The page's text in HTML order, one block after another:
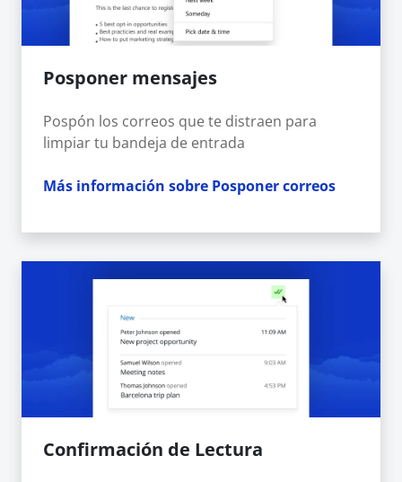
Posponer mensajes
Pospón los correos que te distraen para
limpiar tu bandeja de entrada
Más información sobre Posponer correos
Confirmación de Lectura